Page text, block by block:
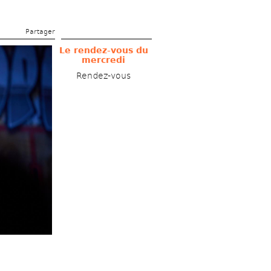
Partager
Le rendez-vous du
mercredi
Rendez-vous